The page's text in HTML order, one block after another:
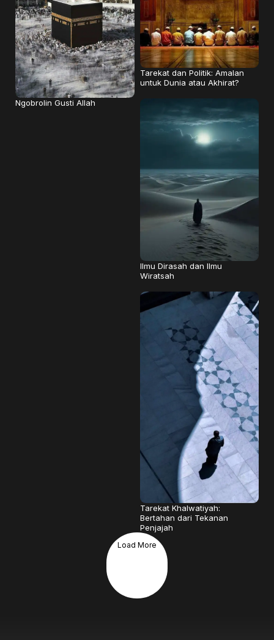
Tarekat dan Politik: Amalan
untuk Dunia atau Akhirat?
Ilmu Dirasah dan Ilmu
Wiratsah
Ngobrolin Gusti Allah
Tarekat Khalwatiyah:
Bertahan dari Tekanan
Penjajah
Load More